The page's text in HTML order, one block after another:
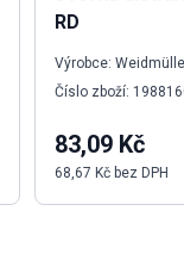
RD
Výrobce:
Číslo zboží:
83,09 Kč
68,67 Kč bez DPH